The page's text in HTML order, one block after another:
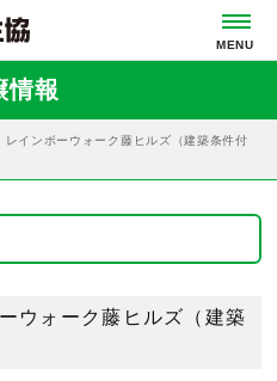
情報
インボーウォーク藤ヒルズ（建築条件付
ウォーク藤ヒルズ（建築